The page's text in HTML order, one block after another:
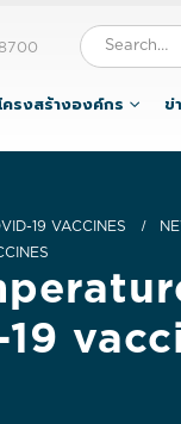
ครงสร้างองค์กร ข่
19 VACCINES